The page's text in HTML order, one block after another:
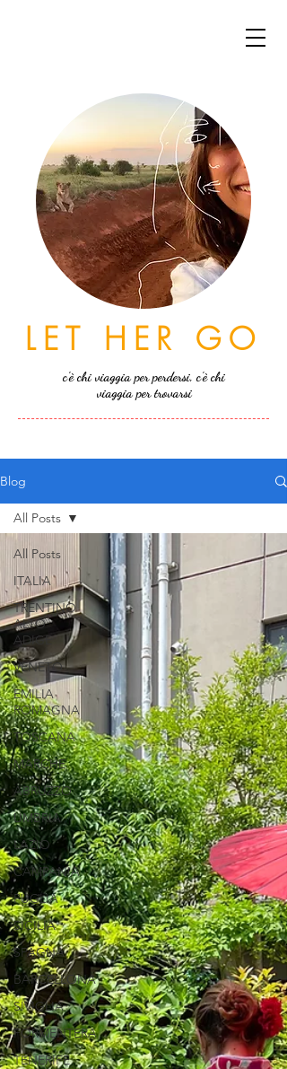
LET HER GO
c'è chi viaggia per perdersi, c'è chi
viaggia per trovarsi
Blog
All Posts
ITALIA
TRENTINO
ALTO
ADIGE
VENETO
EMILIA
ROMAGNA
TOSCANA
MARCHE
ABRUZZO
UMBRIA
LAZIO
CAMPANIA
PUGLIA
SICILIA
SPAGNA
BARCELLONA
SIVIGLIA
FORMENTERA
TENERIFE
All Posts